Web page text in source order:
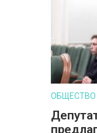
ОБЩЕСТВО